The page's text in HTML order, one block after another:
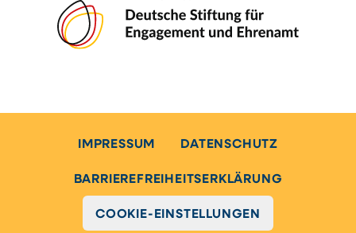
IMPRESSUM DATENSCHUTZ
BARRIEREFREIHEITSERKLÄRUNG
COOKIE-EINSTELLUNGEN